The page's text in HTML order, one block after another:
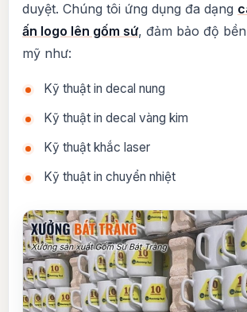
duyệt. Chúng tôi ứng dụng đa dạng
ấn logo lên gốm sứ, đảm bảo độ
mỹ như:
Kỹ thuật in decal nung
Kỹ thuật in decal vàng kim
Kỹ thuật khắc laser
Kỹ thuật in chuyển nhiệt